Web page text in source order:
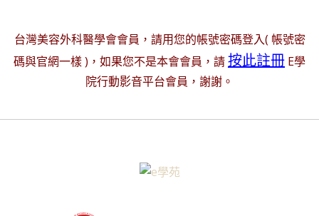
台灣美容外科醫學會會員，請用您的帳號密碼登入( 帳號密
碼與官網一樣 )，如果您不是本會會員，請按此註冊 E學
院行動影音平台會員，謝謝。